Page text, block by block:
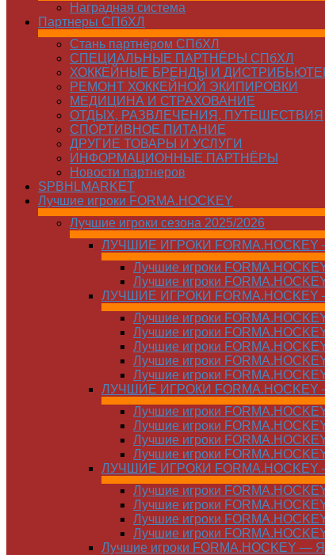
Наградная система
Партнеры СПбХЛ
Стань партнёром СПбХЛ
СПЕЦИАЛЬНЫЕ ПАРТНЁРЫ СПбХЛ
ХОККЕЙНЫЕ БРЕНДЫ И
РЕМОНТ ХОККЕЙНОЙ ЭКИПИРОВКИ
МЕДИЦИНА И СТРАХОВАНИЕ
ОТДЫХ, РАЗВЛЕЧЕНИЯ, ПУТЕШЕСТВИЯ
СПОРТИВНОЕ ПИТАНИЕ
ДРУГИЕ ТОВАРЫ И УСЛУГИ
ИНФОРМАЦИОННЫЕ ПАРТНЁРЫ
Новости партнеров
SPBHLMARKET
Лучшие игроки FORMA.HOCKEY
Лучшие игроки сезона 2025/2026
ЛУЧШИЕ ИГРОКИ
Лучшие игроки
Лучшие игроки
ЛУЧШИЕ ИГРОКИ
Лучшие игроки
Лучшие игроки
Лучшие игроки
Лучшие игроки
Лучшие игроки
ЛУЧШИЕ ИГРОКИ
Лучшие игроки
Лучшие игроки
Лучшие игроки
Лучшие игроки
ЛУЧШИЕ ИГРОКИ
Лучшие игроки
Лучшие игроки
Лучшие игроки
Лучшие игроки
Лучшие игроки FORMA.HOCKEY —